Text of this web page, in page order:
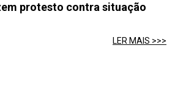
protesto contra situação
LER MAIS >>>